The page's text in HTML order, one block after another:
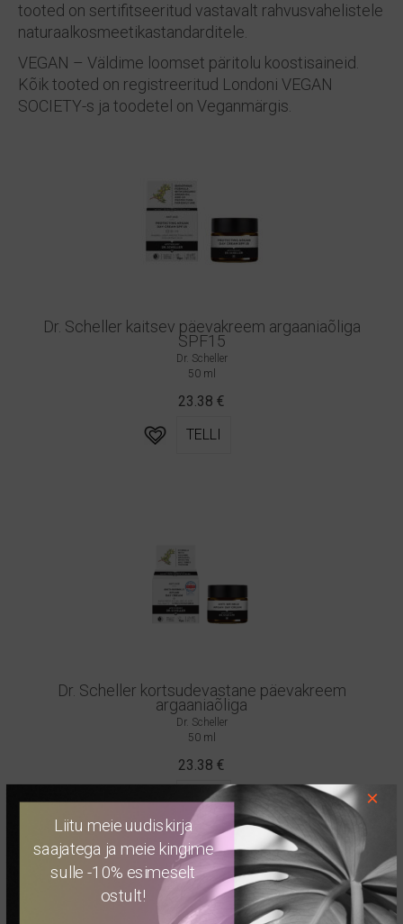
tooted on sertifitseeritud vastavalt rahvusvahelistele
naturaalkosmeetikastandarditele.
VEGAN – Väldime loomset päritolu koostisaineid.
Kõik tooted on registreeritud Londoni VEGAN
SOCIETY-s ja toodetel on Veganmärgis.
Dr. Scheller kaitsev päevakreem argaaniaõliga
SPF15
Dr. Scheller
50 ml
23.38 €
TELLI
Dr. Scheller kortsudevastane päevakreem
argaaniaõliga
Dr. Scheller
50 ml
23.38 €
TELLI
Liitu meie uudiskirja
saajatega ja meie kingime
sulle -10% esimeselt
ostult!
×